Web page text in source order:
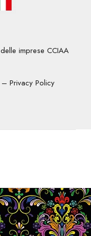
imprese CCIAA
– Privacy Policy